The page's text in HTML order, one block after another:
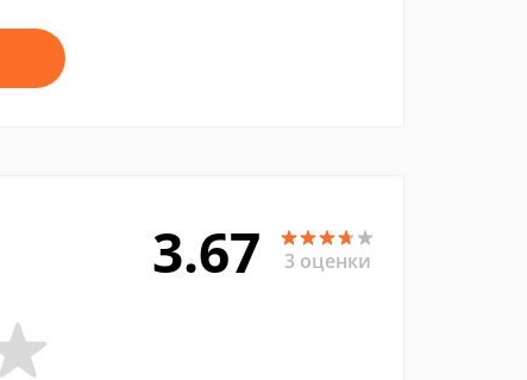
3.67 3 оценки